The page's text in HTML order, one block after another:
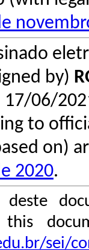
by)
17/06/
to
on)
2020.
deste
sei/